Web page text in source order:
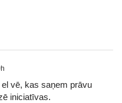
vē, kas saņem prāvu
iniciatīvas.